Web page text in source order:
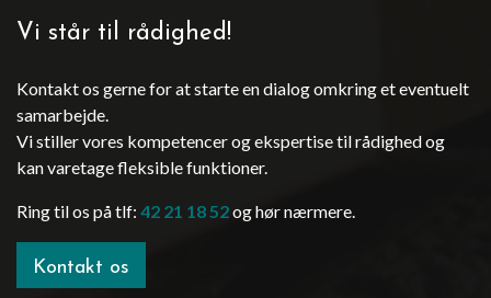
Vi står til rådighed!
Kontakt os gerne for at starte en dialog omkring et eventuelt
samarbejde.
Vi stiller vores kompetencer og ekspertise til rådighed og
kan varetage fleksible funktioner.
Ring til os på tlf: 42 21 18 52og hør nærmere.
Kontakt os